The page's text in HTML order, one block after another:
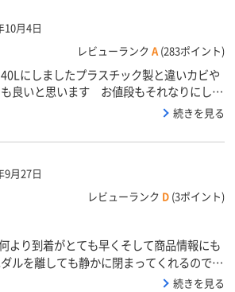
10月4日
レビューランク A (283ポイント)
にしましたプラスチック製と違いカビや
良いと思います お値段もそれなりにしま
続きを見る
9月27日
レビューランク D (3ポイント)
より到着がとても早くそして商品情報にも
ルを離しても静かに閉まってくれるので満
は、さきほど到着したばかりでまだわから
続きを見る